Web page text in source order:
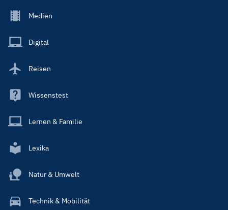
Footer
Main
Medien
Digital
Reisen
Wissenstest
Lernen & Familie
Lexika
Natur & Umwelt
Technik & Mobilität